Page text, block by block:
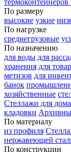
По размеру
высокие узкие
По нагрузке
среднегрузовые
По назначению
для воды для
хранения для
метизов для
банок
хозяйственные
Стеллажи для дома
кладовки
По материалу
из профиля
нержавеющей
По конструкции